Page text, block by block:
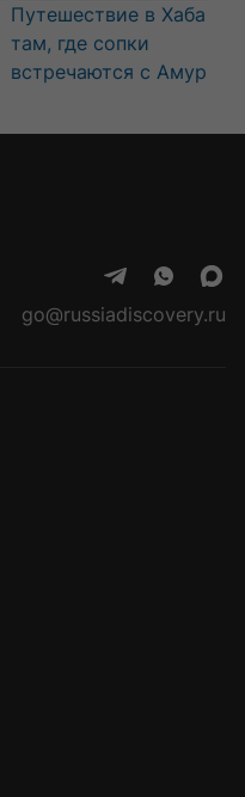
Путешествие в
там, где сопки
встречаются с Амуром
go@russiadiscovery.ru